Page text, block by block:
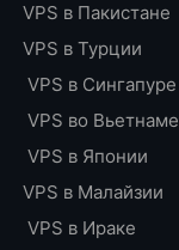
VPS в Пакистане
VPS в Турции
VPS в Сингапуре
VPS во Вьетнаме
VPS в Японии
VPS в Малайзии
VPS в Ираке